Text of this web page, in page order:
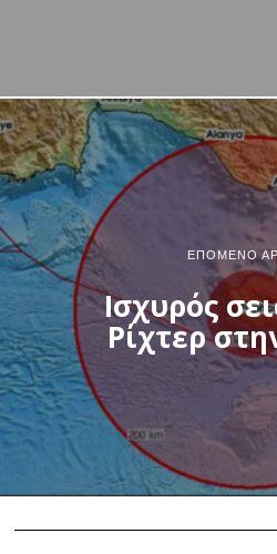
ΕΠΌΜΕΝΟ
Ισχυρός
Ρίχτερ